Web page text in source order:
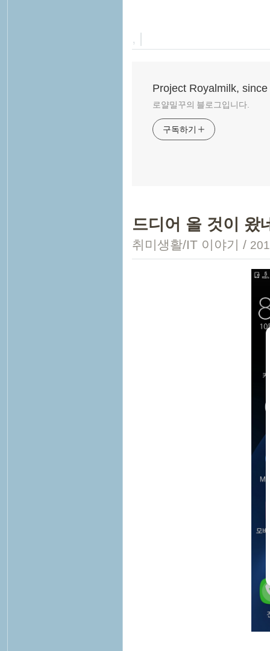
, |
Project Royalmilk,
로얄밀꾸의 블로그입니다.
구독하기
드디어 올 것이 왔
취미생활/IT 이야기 /